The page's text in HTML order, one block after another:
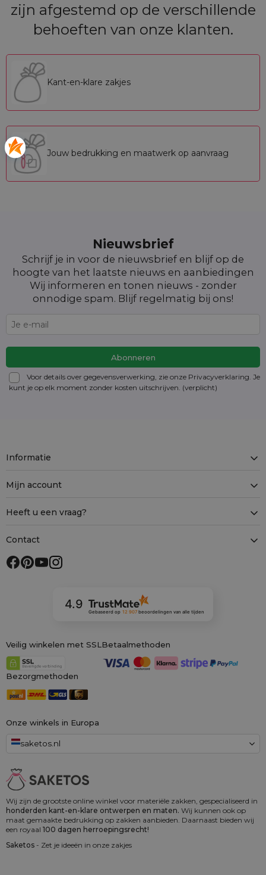
zijn afgestemd op de verschillende
behoeften van onze klanten.
Kant-en-klare zakjes
Jouw bedrukking en maatwerk op aanvraag
Nieuwsbrief
Schrijf je in voor de nieuwsbrief en blijf op de
hoogte van het laatste nieuws en aanbiedingen
Wij informeren en tonen nieuws - zonder
onnodige spam. Blijf regelmatig bij ons!
Voor details over gegevensverwerking, zie onze Privacyverklaring. Je
kunt je op elk moment zonder kosten uitschrijven . (verplicht)
Wij zijn de grootste online winkel voor materiële zakken, gespecialiseerd in
honderden kant-en-klare ontwerpen en maten. Wij kunnen ook op
maat gemaakte bedrukking op zakken aanbieden. Daarnaast bieden wij
een royaal 100 dagen herroepingsrecht!
Saketos - Zet je ideeën in onze zakjes
Onze winkels in Europa
saketos.nl
Informatie
Mijn account
Heeft u een vraag?
Contact
4.9
Gebaseerd op 12 907beoordelingen van alle tijden
Veilig winkelen met SSL Betaalmethoden
Bezorgmethoden